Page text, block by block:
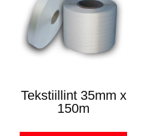
Tekstiillint 35mm x
150m